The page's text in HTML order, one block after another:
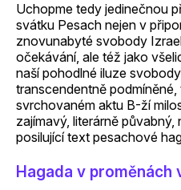
Uchopme tedy jedinečnou
svátku Pesach nejen v
znovunabyté svobody
očekávání, ale též jako
naší pohodlné iluze
transcendentně
svrchovaném aktu B-ží
zajímavý, literárně
posilující text pesachové
Hagada v proměnách